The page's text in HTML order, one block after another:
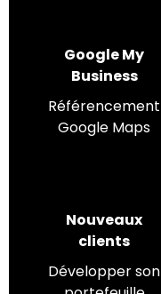
Google My
Business
Référencement
Google Maps
Nouveaux
clients
Développer son